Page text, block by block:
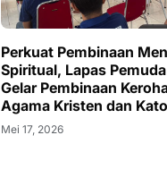
Perkuat Pembinaan
Spiritual, Lapas
Gelar Pembinaan
Agama Kristen dan
Mei 17, 2026